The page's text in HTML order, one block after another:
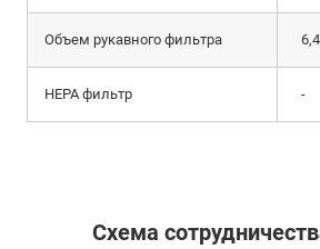
Объем рукавного фильтра
HEPA фильтр -
Схема